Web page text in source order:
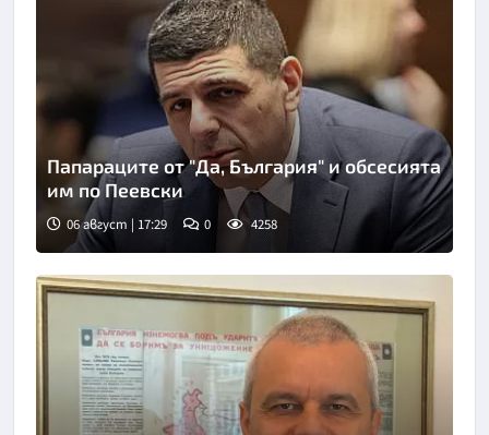
Папараците от "Да, България" и обсесията
им по Пеевски
06 август | 17:29 0 4258